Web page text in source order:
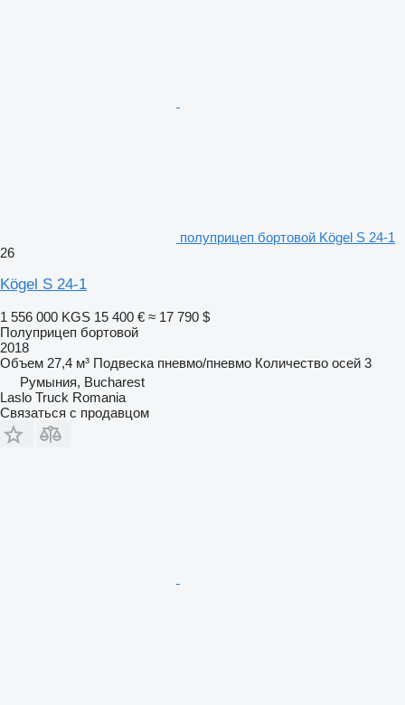
полуприцеп бортовой Kögel S 24-1
26
Kögel S 24-1
1 556 000 KGS 15 400 € ≈ 17 790 $
Полуприцеп бортовой
2018
Объем 27,4 м³ Подвеска пневмо/пневмо Количество осей 3
Румыния, Bucharest
Laslo Truck Romania
Связаться с продавцом